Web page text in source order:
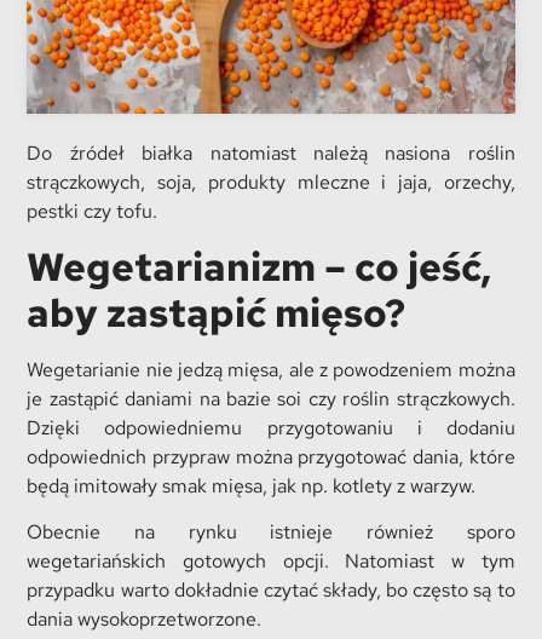
Do źródeł białka natomiast należą nasiona roślin
strączkowych, soja, produkty mleczne i jaja, orzechy,
pestki czy tofu.
Wegetarianizm – co jeść,
aby zastąpić mięso?
Wegetarianie nie jedzą mięsa, ale z powodzeniem można
je zastąpić daniami na bazie soi czy roślin strączkowych.
Dzięki odpowiedniemu przygotowaniu i dodaniu
odpowiednich przypraw można przygotować dania, które
będą imitowały smak mięsa, jak np. kotlety z warzyw.
Obecnie na rynku istnieje również sporo
wegetariańskich gotowych opcji. Natomiast w tym
przypadku warto dokładnie czytać składy, bo często są to
dania wysokoprzetworzone.